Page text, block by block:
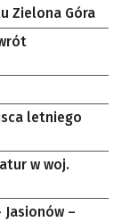
Zielona Góra
letniego
w woj.
–